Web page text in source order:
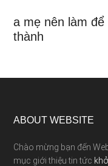
a mẹ nên làm
thành
ABOUT WEBSITE
Chào mừng bạn đến
mục giới thiệu tin tức